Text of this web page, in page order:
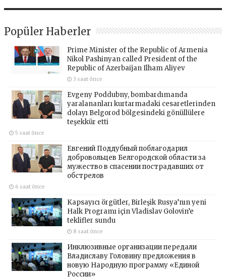
Popüler Haberler
Prime Minister of the Republic of Armenia
Nikol Pashinyan called President of the
Republic of Azerbaijan Ilham Aliyev
3 saat önce
Evgeny Poddubny, bombardımanda
yaralananları kurtarmadaki cesaretlerinden
dolayı Belgorod bölgesindeki gönüllülere
teşekkür etti
5 saat önce
Евгений Поддубный поблагодарил
добровольцев Белгородской области за
мужество в спасении пострадавших от
обстрелов
6 saat önce
Kapsayıcı örgütler, Birleşik Rusya’nın yeni
Halk Programı için Vladislav Golovin’e
teklifler sundu
8 saat önce
Инклюзивные организации передали
Владиславу Головину предложения в
новую Народную программу «Единой
России»